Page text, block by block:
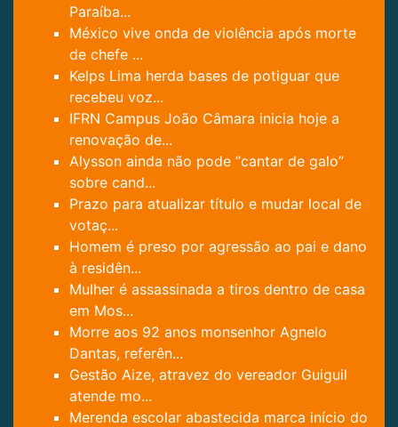
Paraíba...
México vive onda de violência após morte
de chefe ...
Kelps Lima herda bases de potiguar que
recebeu voz...
IFRN Campus João Câmara inicia hoje a
renovação de...
Alysson ainda não pode “cantar de galo”
sobre cand...
Prazo para atualizar título e mudar local de
votaç...
Homem é preso por agressão ao pai e dano
à residên...
Mulher é assassinada a tiros dentro de casa
em Mos...
Morre aos 92 anos monsenhor Agnelo
Dantas, referên...
Gestão Aize, atravez do vereador Guiguil
atende mo...
Merenda escolar abastecida marca início do